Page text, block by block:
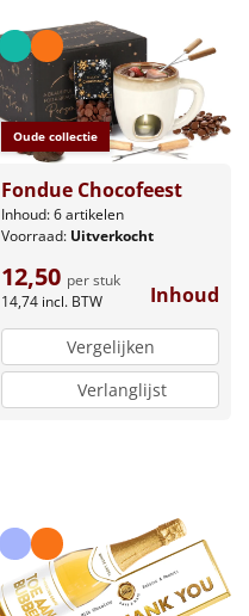
Oude collectie
Fondue Chocofeest
Inhoud: 6 artikelen
Voorraad: Uitverkocht
12,50 per stuk
14,74 incl. BTW Inhoud
Vergelijken
Verlanglijst